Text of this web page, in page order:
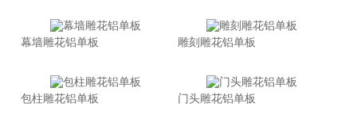
幕墙雕花铝单板 雕刻雕花铝单板
包柱雕花铝单板 门头雕花铝单板